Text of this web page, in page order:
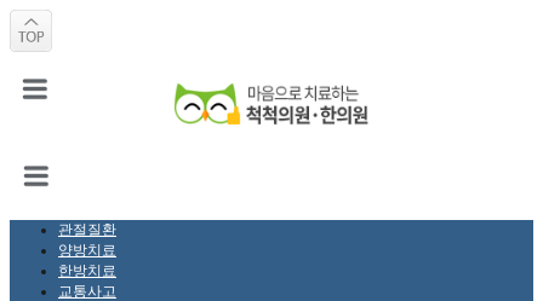
관절질환
양방치료
한방치료
교통사고